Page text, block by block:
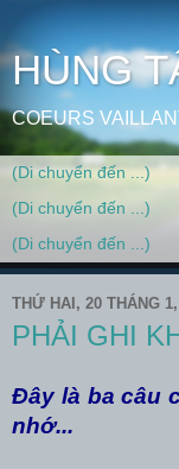
HÙNG
COEURS
THỨ HAI, 20 THÁNG
PHẢI GHI
Đây là ba câu
nhớ...